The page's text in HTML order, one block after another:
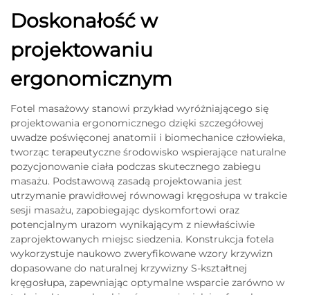
Doskonałość w
projektowaniu
ergonomicznym
Fotel masażowy stanowi przykład wyróżniającego się
projektowania ergonomicznego dzięki szczegółowej
uwadze poświęconej anatomii i biomechanice człowieka,
tworząc terapeutyczne środowisko wspierające naturalne
pozycjonowanie ciała podczas skutecznego zabiegu
masażu. Podstawową zasadą projektowania jest
utrzymanie prawidłowej równowagi kręgosłupa w trakcie
sesji masażu, zapobiegając dyskomfortowi oraz
potencjalnym urazom wynikającym z niewłaściwie
zaprojektowanych miejsc siedzenia. Konstrukcja fotela
wykorzystuje naukowo zweryfikowane wzory krzywizn
dopasowane do naturalnej krzywizny S-kształtnej
kręgosłupa, zapewniając optymalne wsparcie zarówno w